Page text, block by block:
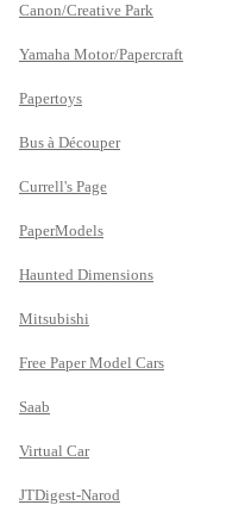
Canon/Creative Park
Yamaha Motor/Papercraft
Papertoys
Bus à Découper
Currell's Page
PaperModels
Haunted Dimensions
Mitsubishi
Free Paper Model Cars
Saab
Virtual Car
JTDigest-Narod